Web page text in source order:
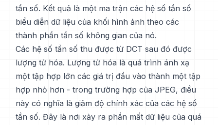
tần số. Kết quả là một ma trận các hệ số tần số
biểu diễn dữ liệu của khối hình ảnh theo các
thành phần tần số không gian của nó.
Các hệ số tần số thu được từ DCT sau đó được
lượng tử hóa. Lượng tử hóa là quá trình ánh xạ
một tập hợp lớn các giá trị đầu vào thành một tập
hợp nhỏ hơn - trong trường hợp của JPEG, điều
này có nghĩa là giảm độ chính xác của các hệ số
tần số. Đây là nơi xảy ra phần mất dữ liệu của quá